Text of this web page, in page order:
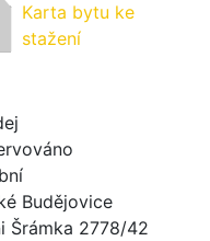
Karta bytu ke
stažení
Budějovice
Šrámka 2778/42